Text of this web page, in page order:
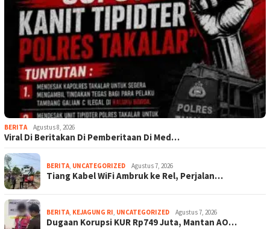
BERITA Agustus 8, 2026
Viral Di Beritakan Di Pemberitaan Di Med…
BERITA, UNCATEGORIZED Agustus 7, 2026
Tiang Kabel WiFi Ambruk ke Rel, Perjalan…
BERITA, KEJAGUNG RI, UNCATEGORIZED Agustus 7, 2026
Dugaan Korupsi KUR Rp749 Juta, Mantan AO…